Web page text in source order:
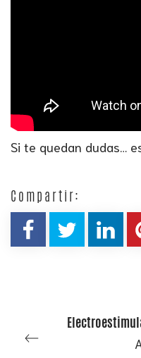
Si te quedan dudas…
Compartir: